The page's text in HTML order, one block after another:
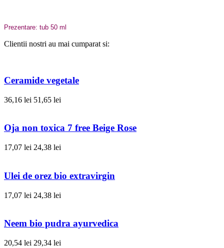
Prezentare: tub 50 ml
Clientii nostri au mai cumparat si:
Ceramide vegetale
36,16 lei 51,65 lei
Oja non toxica 7 free Beige Rose
17,07 lei 24,38 lei
Ulei de orez bio extravirgin
17,07 lei 24,38 lei
Neem bio pudra ayurvedica
20,54 lei 29,34 lei